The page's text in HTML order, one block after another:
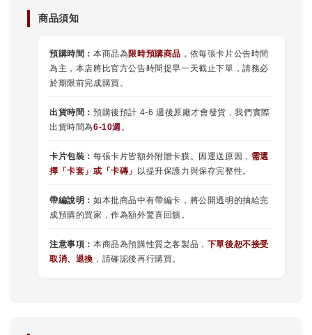
商品須知
預購時間： 本商品為限時預購商品 ，依每張卡片公告時間
為主，本店將比官方公告時間提早一天截止下單，請務必
於期限前完成購買。
出貨時間： 預購後預計 4-6 週後原廠才會發貨，我們實際
出貨時間為6-10週。
卡片包裝： 每張卡片皆額外附贈卡膜。因運送原因， 需選
擇 「卡套 」或 「卡磚」 以提升保護力與保存完整性。
帶編說明： 如本批商品中有帶編卡，將公開透明的抽給完
成預購的買家，作為額外驚喜回饋。
注意事項： 本商品為預購性質之客製品， 下單後恕不接受
取消、退換 ，請確認後再行購買。